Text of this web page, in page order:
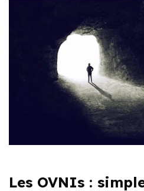
Les OVNIs :